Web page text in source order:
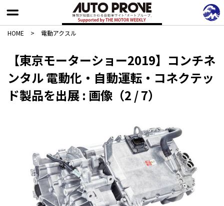
HOME > 電動アクスル
【東京モーターショー2019】コンチネ
ンタル 電動化・自動運転・コネクテッ
ド製品を出展 : 画像（2 / 7）